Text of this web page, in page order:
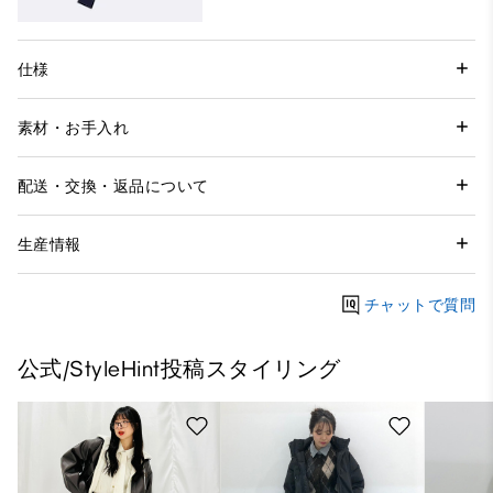
仕様
素材・お手入れ
配送・交換・返品について
生産情報
チャットで質問
公式/StyleHint投稿スタイリング